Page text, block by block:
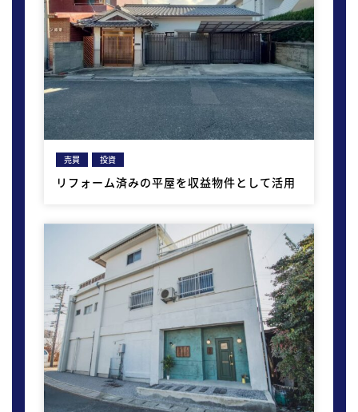
売買 投資
リフォーム済みの平屋を収益物件として活用